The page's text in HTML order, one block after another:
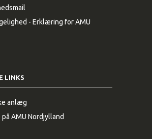
- Erklæring for AMU
LINKS
anlæg
AMU Nordjylland